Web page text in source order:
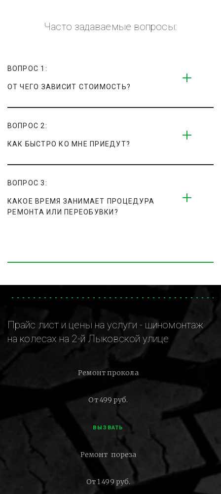
Часто задаваемые вопросы:
ВОПРОС 1:
ОТ ЧЕГО ЗАВИСИТ СТОИМОСТЬ?
ВОПРОС 2:
КАК БЫСТРО КО МНЕ ПРИЕДУТ?
ВОПРОС 3:
КАКОЕ ВРЕМЯ ЗАНИМАЕТ ПРОЦЕДУРА
РЕМОНТА ИЛИ ПЕРЕОБУВКИ?
Прайс лист и цены на услуги - шиномонтаж
на колесах на 2-й Лыковской улице
Ремонт прокола
От 499 руб.
ВЫЗВАТЬ
Ремонт пореза
От 1 499 руб.